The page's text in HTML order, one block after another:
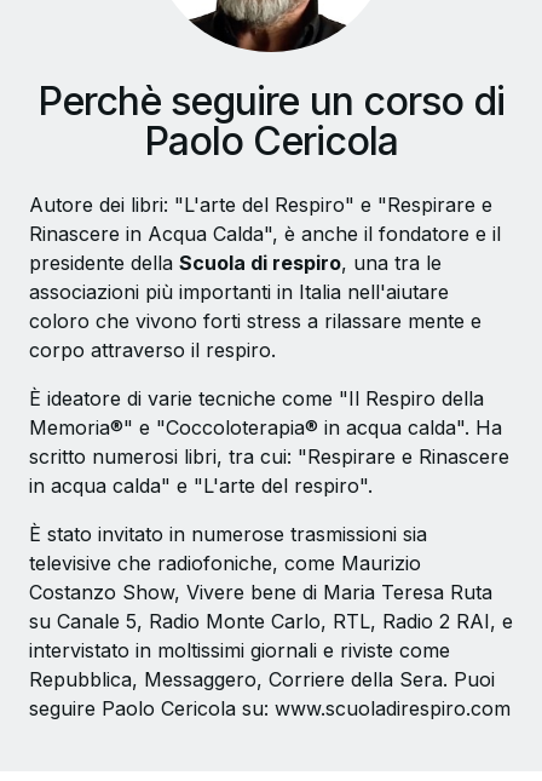
Perchè seguire un corso di
Paolo Cericola
Autore dei libri: "L'arte del Respiro" e "Respirare e
Rinascere in Acqua Calda", è anche il fondatore e il
presidente della Scuola di respiro, una tra le
associazioni più importanti in Italia nell'aiutare
coloro che vivono forti stress a rilassare mente e
corpo attraverso il respiro.
È ideatore di varie tecniche come "Il Respiro della
Memoria®" e "Coccoloterapia® in acqua calda". Ha
scritto numerosi libri, tra cui: "Respirare e Rinascere
in acqua calda" e "L'arte del respiro".
È stato invitato in numerose trasmissioni sia
televisive che radiofoniche, come Maurizio
Costanzo Show, Vivere bene di Maria Teresa Ruta
su Canale 5, Radio Monte Carlo, RTL, Radio 2 RAI, e
intervistato in moltissimi giornali e riviste come
Repubblica, Messaggero, Corriere della Sera. Puoi
seguire Paolo Cericola su: www.scuoladirespiro.com